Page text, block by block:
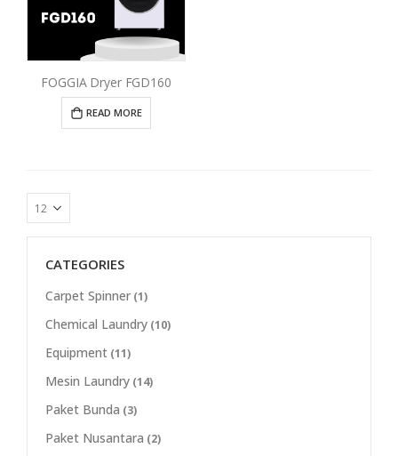
FOGGIA Dryer FGD160
READ MORE
CATEGORIES
Carpet Spinner (1)
Chemical Laundry (10)
Equipment (11)
Mesin Laundry (14)
Paket Bunda (3)
Paket Nusantara (2)